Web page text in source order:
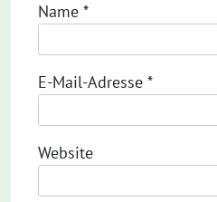
Name *
E-Mail-Adresse *
Website